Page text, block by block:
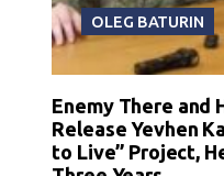
OLEG BATURIN
Enemy There and
Release Yevhen
to Live” Project,